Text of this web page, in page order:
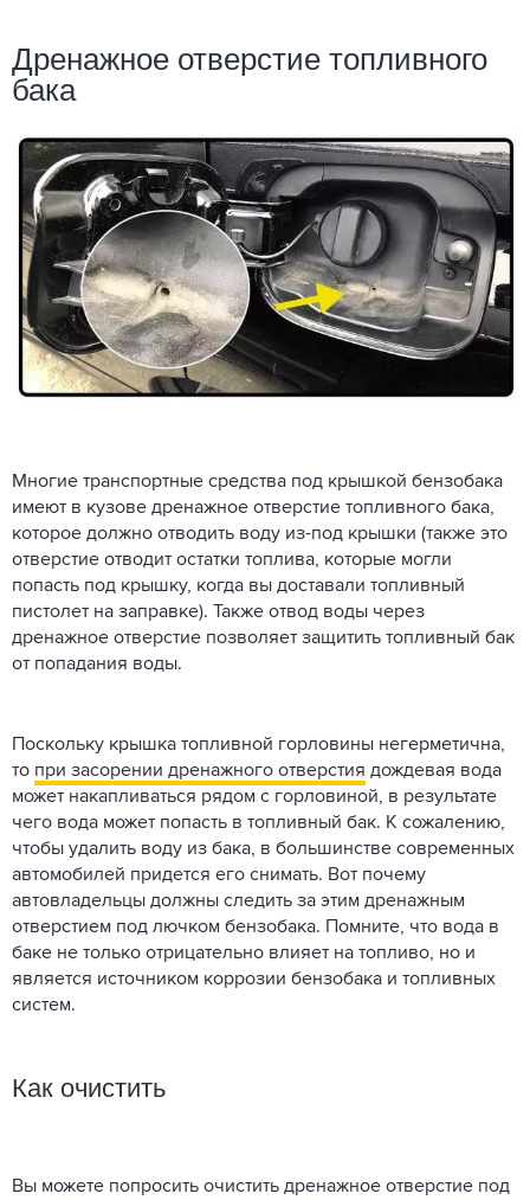
Дренажное отверстие топливного
бака
Многие транспортные средства под крышкой бензобака
имеют в кузове дренажное отверстие топливного бака,
которое должно отводить воду из-под крышки (также это
отверстие отводит остатки топлива, которые могли
попасть под крышку, когда вы доставали топливный
пистолет на заправке). Также отвод воды через
дренажное отверстие позволяет защитить топливный бак
от попадания воды.
Поскольку крышка топливной горловины негерметична,
то при засорении дренажного отверстия дождевая вода
может накапливаться рядом с горловиной, в результате
чего вода может попасть в топливный бак. К сожалению,
чтобы удалить воду из бака, в большинстве современных
автомобилей придется его снимать. Вот почему
автовладельцы должны следить за этим дренажным
отверстием под лючком бензобака. Помните, что вода в
баке не только отрицательно влияет на топливо, но и
является источником коррозии бензобака и топливных
систем.
Как очистить
Вы можете попросить очистить дренажное отверстие под